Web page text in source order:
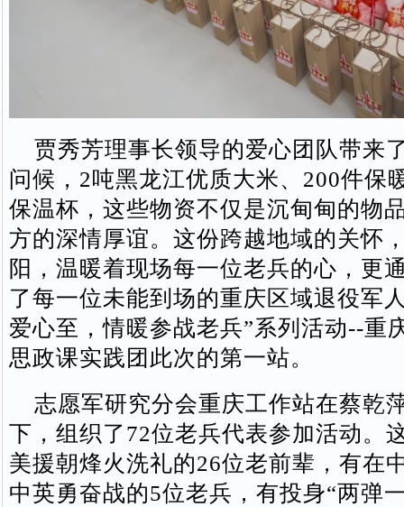
贾秀芳理事长领导的爱心团队带来
问候，2吨黑龙江优质大米、200件保
保温杯，这些物资不仅是沉甸甸的物
方的深情厚谊。这份跨越地域的关怀
阳，温暖着现场每一位老兵的心，更
了每一位未能到场的重庆区域退役军
爱心至，情暖参战老兵”系列活动--重
思政课实践团此次的第一站。
志愿军研究分会重庆工作站在蔡乾
下，组织了72位老兵代表参加活动。
美援朝烽火洗礼的26位老前辈，有在
中英勇奋战的5位老兵，有投身“两弹